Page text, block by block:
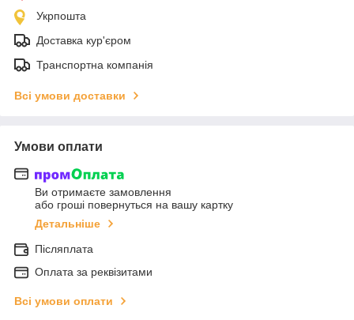
Укрпошта
Доставка кур'єром
Транспортна компанія
Всі умови доставки
Умови оплати
Ви отримаєте замовлення
або гроші повернуться на вашу картку
Детальніше
Післяплата
Оплата за реквізитами
Всі умови оплати